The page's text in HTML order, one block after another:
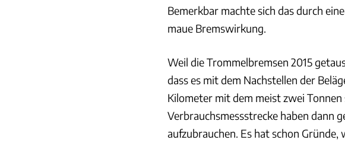
Bemerkbar machte sich das durch
maue Bremswirkung.
Weil die Trommelbremsen 2015
dass es mit dem Nachstellen der
Kilometer mit dem meist zwei
Verbrauchsmessstrecke haben dann
aufzubrauchen. Es hat schon